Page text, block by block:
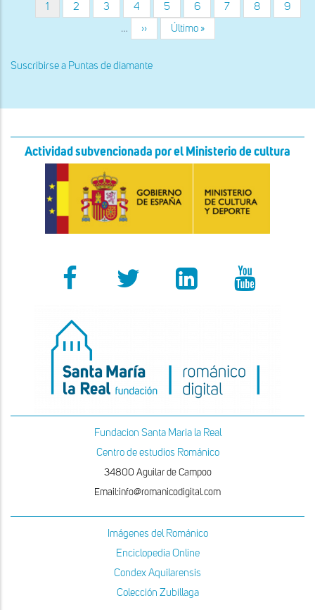
Paginación
Página
actual
1 Página
2 Página
3 Página
4 Página
5 Página
6 Página
7 Página
8 Página
9
…
Siguiente
página
››
Última
página
Último »
Suscribirse a Puntas de diamante
Actividad subvencionada por el Ministerio de cultura
Fundacion Santa Maria la Real
Centro de estudios Románico
34800 Aguilar de Campoo
Email:info@romanicodigital.com
Imágenes del Románico
Enciclopedia Online
Condex Aquilarensis
Colección Zubillaga